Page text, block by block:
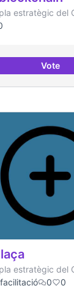
estratègic del
Vote
estratègic del
0 0